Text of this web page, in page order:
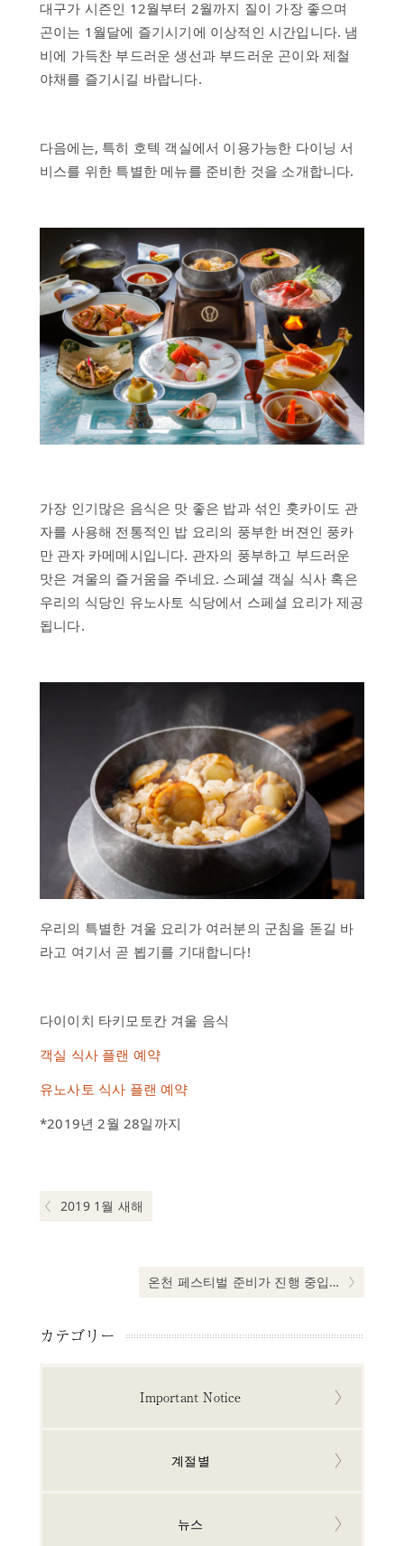
대구가 시즌인 12월부터 2월까지 질이 가장 좋으며
곤이는 1월달에 즐기시기에 이상적인 시간입니다. 냄
비에 가득찬 부드러운 생선과 부드러운 곤이와 제철
야채를 즐기시길 바랍니다.
다음에는, 특히 호텍 객실에서 이용가능한 다이닝 서
비스를 위한 특별한 메뉴를 준비한 것을 소개합니다.
가장 인기많은 음식은 맛 좋은 밥과 섞인 훗카이도 관
자를 사용해 전통적인 밥 요리의 풍부한 버젼인 풍카
만 관자 카메메시입니다. 관자의 풍부하고 부드러운
맛은 겨울의 즐거움을 주네요. 스페셜 객실 식사 혹은
우리의 식당인 유노사토 식당에서 스페셜 요리가 제공
됩니다.
우리의 특별한 겨울 요리가 여러분의 군침을 돋길 바
라고 여기서 곧 뵙기를 기대합니다!
다이이치 타키모토칸 겨울 음식
객실 식사 플랜 예약
유노사토 식사 플랜 예약
*2019년 2월 28일까지
비
Previous post:
2019 1월 새해
Next post:
온천 페스티벌 준비가 진행 중입니다!
カテゴリー
Important Notice
계절별
뉴스